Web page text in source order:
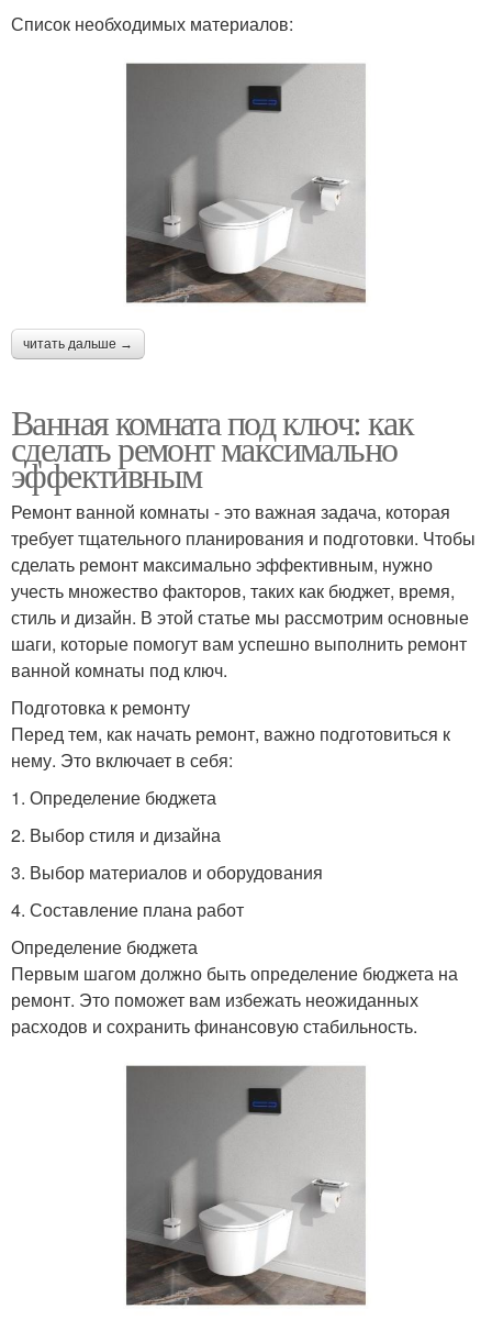
Список необходимых материалов:
читать дальше →
Ванная комната под ключ: как
сделать ремонт максимально
эффективным
Ремонт ванной комнаты - это важная задача, которая
требует тщательного планирования и подготовки. Чтобы
сделать ремонт максимально эффективным, нужно
учесть множество факторов, таких как бюджет, время,
стиль и дизайн. В этой статье мы рассмотрим основные
шаги, которые помогут вам успешно выполнить ремонт
ванной комнаты под ключ.
Подготовка к ремонту
Перед тем, как начать ремонт, важно подготовиться к
нему. Это включает в себя:
1. Определение бюджета
2. Выбор стиля и дизайна
3. Выбор материалов и оборудования
4. Составление плана работ
Определение бюджета
Первым шагом должно быть определение бюджета на
ремонт. Это поможет вам избежать неожиданных
расходов и сохранить финансовую стабильность.